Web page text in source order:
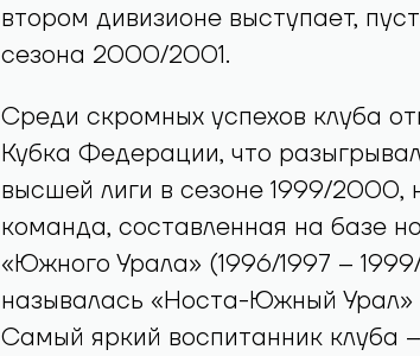
втором дивизионе выступает,
сезона 2000/2001.
Среди скромных успехов клуба
Кубка Федерации, что
высшей лиги в сезоне 1999/2000,
команда, составленная на базе
«Южного Урала» (1996/1997 –
называлась «Носта-Южный
Самый яркий воспитанник клуба